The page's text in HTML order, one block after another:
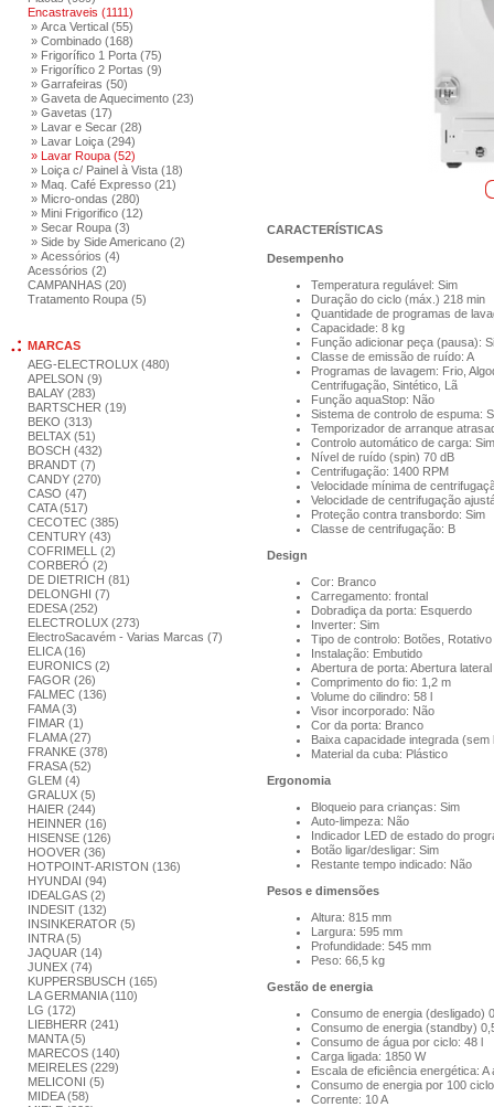
Encastraveis (1111)
» Arca Vertical (55)
» Combinado (168)
» Frigorífico 1 Porta (75)
» Frigorífico 2 Portas (9)
» Garrafeiras (50)
» Gaveta de Aquecimento (23)
» Gavetas (17)
» Lavar e Secar (28)
» Lavar Loiça (294)
» Lavar Roupa (52)
» Loiça c/ Painel à Vista (18)
» Maq. Café Expresso (21)
» Micro-ondas (280)
» Mini Frigorifico (12)
» Secar Roupa (3)
» Side by Side Americano (2)
» Acessórios (4)
Acessórios (2)
CAMPANHAS (20)
Tratamento Roupa (5)
MARCAS
AEG-ELECTROLUX (480)
APELSON (9)
BALAY (283)
BARTSCHER (19)
BEKO (313)
BELTAX (51)
BOSCH (432)
BRANDT (7)
CANDY (270)
CASO (47)
CATA (517)
CECOTEC (385)
CENTURY (43)
COFRIMELL (2)
CORBERÓ (2)
DE DIETRICH (81)
DELONGHI (7)
EDESA (252)
ELECTROLUX (273)
ElectroSacavém - Varias Marcas (7)
ELICA (16)
EURONICS (2)
FAGOR (26)
FALMEC (136)
FAMA (3)
FIMAR (1)
FLAMA (27)
FRANKE (378)
FRASA (52)
GLEM (4)
GRALUX (5)
HAIER (244)
HEINNER (16)
HISENSE (126)
HOOVER (36)
HOTPOINT-ARISTON (136)
HYUNDAI (94)
IDEALGAS (2)
INDESIT (132)
INSINKERATOR (5)
INTRA (5)
JAQUAR (14)
JUNEX (74)
KUPPERSBUSCH (165)
LA GERMANIA (110)
LG (172)
LIEBHERR (241)
MANTA (5)
MARECOS (140)
MEIRELES (229)
MELICONI (5)
MIDEA (58)
CARACTERÍSTICAS
Desempenho
Temperatura regulável: Sim
Duração do ciclo (máx.) 218 min
Quantidade de programas de
Capacidade: 8 kg
Função adicionar peça (pausa):
Classe de emissão de ruído: A
Programas de lavagem: Frio,
Centrifugação, Sintético, Lã
Função aquaStop: Não
Sistema de controlo de espuma:
Temporizador de arranque
Controlo automático de carga: Sim
Nível de ruído (spin) 70 dB
Centrifugação: 1400 RPM
Velocidade mínima de
Velocidade de centrifugação
Proteção contra transbordo: Sim
Classe de centrifugação: B
Design
Cor: Branco
Carregamento: frontal
Dobradiça da porta: Esquerdo
Inverter: Sim
Tipo de controlo: Botões, Rotativo
Instalação: Embutido
Abertura de porta: Abertura lateral
Comprimento do fio: 1,2 m
Volume do cilindro: 58 l
Visor incorporado: Não
Cor da porta: Branco
Baixa capacidade integrada (sem
Material da cuba: Plástico
Ergonomia
Bloqueio para crianças: Sim
Auto-limpeza: Não
Indicador LED de estado do
Botão ligar/desligar: Sim
Restante tempo indicado: Não
Pesos e dimensões
Altura: 815 mm
Largura: 595 mm
Profundidade: 545 mm
Peso: 66,5 kg
Gestão de energia
Consumo de energia (desligado)
Consumo de energia (standby)
Consumo de água por ciclo: 48 l
Carga ligada: 1850 W
Escala de eficiência energética: A
Consumo de energia por 100
Corrente: 10 A